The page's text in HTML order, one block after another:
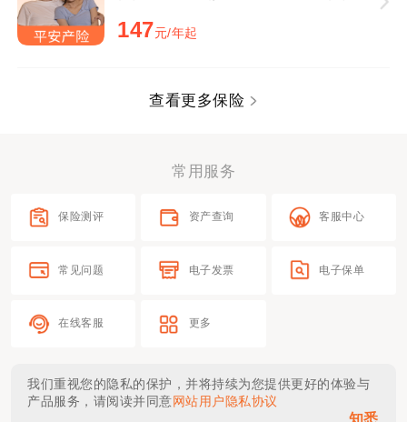
147元/年起
查看更多保险
常用服务
保险测评 资产查询 客服中心
常见问题 电子发票 电子保单
在线客服 更多
我们重视您的隐私的保护，并将持续为您提供更好的体验与
产品服务，请阅读并同意网站用户隐私协议